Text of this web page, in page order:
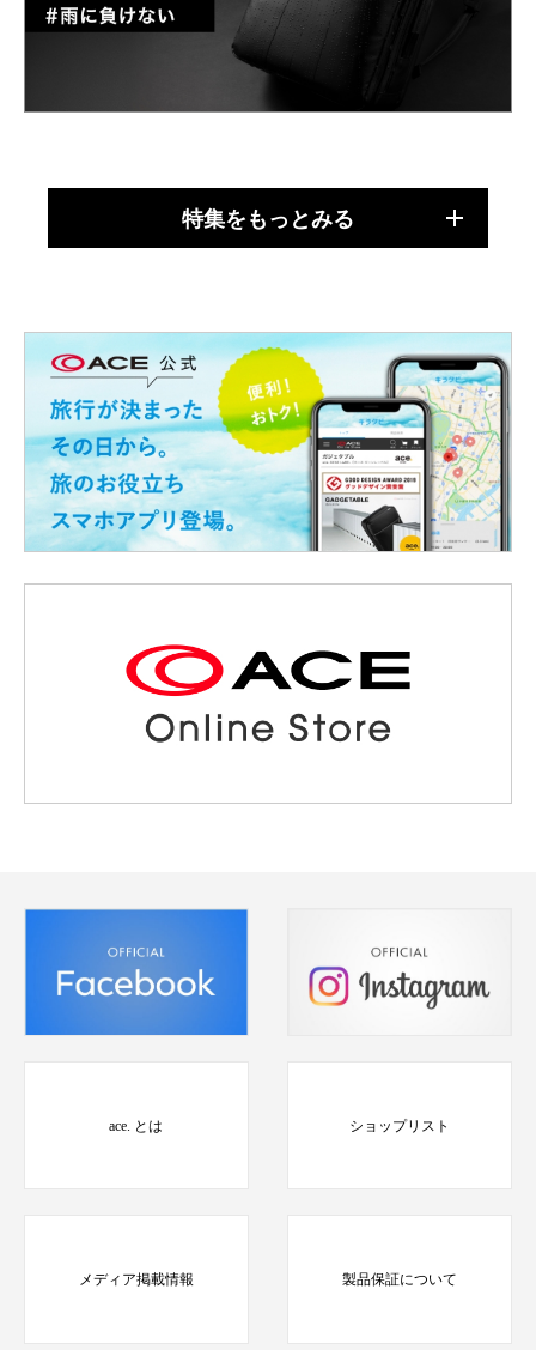
特集をもっとみる
ace. とは ショップリスト
メディア掲載情報 製品保証について